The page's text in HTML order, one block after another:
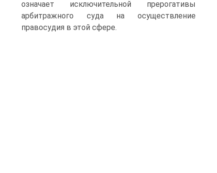
означает исключительной прерогативы
арбитражного суда на осуществление
правосудия в этой сфере.